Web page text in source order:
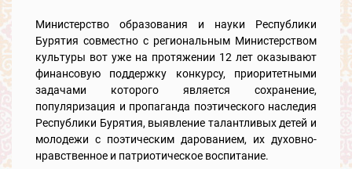
Министерство образования и науки Республики
Бурятия совместно с региональным Министерством
культуры вот уже на протяжении 12 лет оказывают
финансовую поддержку конкурсу, приоритетными
задачами которого является сохранение,
популяризация и пропаганда поэтического наследия
Республики Бурятия, выявление талантливых детей и
молодежи с поэтическим дарованием, их духовно-
нравственное и патриотическое воспитание.